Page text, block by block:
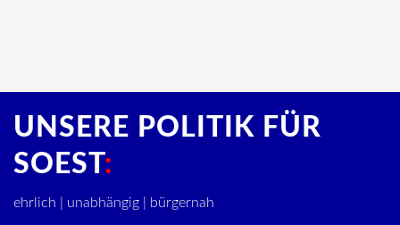
UNSERE POLITIK FÜR
SOEST
ehrlich | unabhängig | bürgernah